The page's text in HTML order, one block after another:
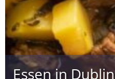
Essen in Dublin